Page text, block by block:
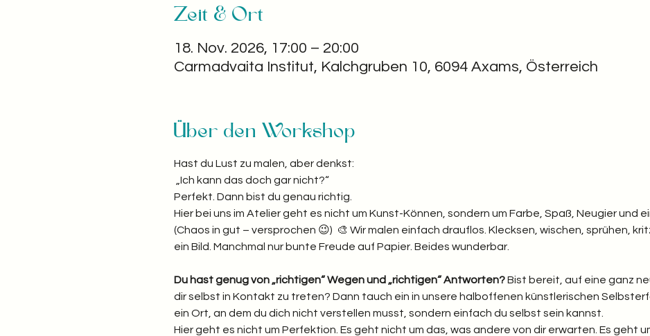
Zeit & Ort
18. Nov. 2026, 17:00 – 20:00
Carmadvaita Institut, Kalchgruben 10, 6094 Axams, Österreich
Über den Workshop
Hast du Lust zu malen, aber denkst:
„Ich kann das doch gar nicht?“
Perfekt. Dann bist du genau richtig.
Hier bei uns im Atelier geht es nicht um Kunst-Können, sondern um Farbe, Spaß, Neugier und
(Chaos in gut – versprochen 😉)  🎨 Wir malen einfach drauflos. Klecksen, wischen, sprühen,
ein Bild. Manchmal nur bunte Freude auf Papier. Beides wunderbar.
Du hast genug von „richtigen“ Wegen und „richtigen“ Antworten? Bist bereit, auf eine ganz
dir selbst in Kontakt zu treten? Dann tauch ein in unsere halboffenen künstlerischen
ein Ort, an dem du dich nicht verstellen musst, sondern einfach du selbst sein kannst.
Hier geht es nicht um Perfektion. Es geht nicht um das, was andere von dir erwarten. Es geht